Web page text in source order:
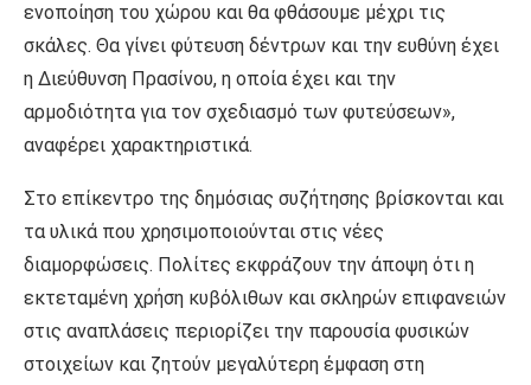
ενοποίηση του χώρου και θα φθάσουμε μέχρι τις
σκάλες. Θα γίνει φύτευση δέντρων και την ευθύνη έχει
η Διεύθυνση Πρασίνου, η οποία έχει και την
αρμοδιότητα για τον σχεδιασμό των φυτεύσεων»,
αναφέρει χαρακτηριστικά.
Στο επίκεντρο της δημόσιας συζήτησης βρίσκονται και
τα υλικά που χρησιμοποιούνται στις νέες
διαμορφώσεις. Πολίτες εκφράζουν την άποψη ότι η
εκτεταμένη χρήση κυβόλιθων και σκληρών επιφανειών
στις αναπλάσεις περιορίζει την παρουσία φυσικών
στοιχείων και ζητούν μεγαλύτερη έμφαση στη